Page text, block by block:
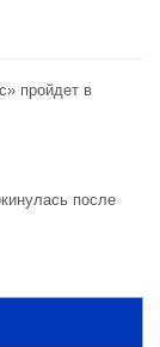
пройдет в
после